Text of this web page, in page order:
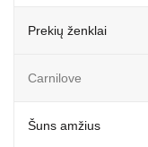
Prekių ženklai
Carnilove
Šuns amžius